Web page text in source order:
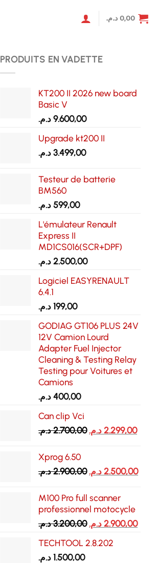
0,00 د.م.
PRODUITS EN VADETTE
KT200 II 2026 new board
Basic V
9.600,00د.م.
Upgrade kt200 II
3.499,00د.م.
Testeur de batterie
BM560
599,00د.م.
L'émulateur Renault
Express II
MD1CS016(SCR+DPF)
2.500,00د.م.
Logiciel EASYRENAULT
6.4.1
199,00د.م.
GODIAG GT106 PLUS 24V
12V Camion Lourd
Adapter Fuel Injector
Cleaning & Testing Relay
Testing pour Voitures et
Camions
400,00د.م.
Can clip Vci
2.700,00د.م.
Le
2.700,00 د.م..
2.299,00د.م.
Le
Xprog 6.50
2.900,00د.م.
Le
initial
était :
2.900,00 د.م..
2.500,00د.م.
Le
M100 Pro full scanner
professionnel motocycle
3.200,00د.م.
Le
initial
2.900,00د.م.
Le
TECHTOOL 2.8.202
1.500,00د.م.